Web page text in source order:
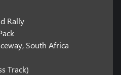
Rally
South Africa
Track)